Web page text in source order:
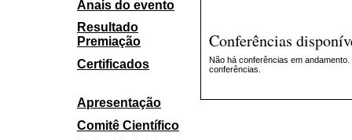
Anais do evento
Resultado
Premiação
Certificados
Apresentação
Comitê Científico
Conferências
Não há conferências em
conferências.